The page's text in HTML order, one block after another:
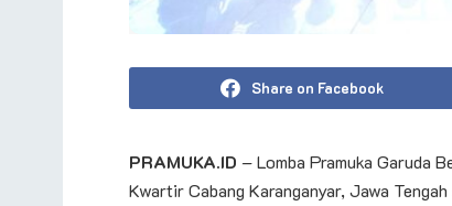
Share on Facebook
PRAMUKA.ID – Lomba Pramuka Garuda
Kwartir Cabang Karanganyar, Jawa